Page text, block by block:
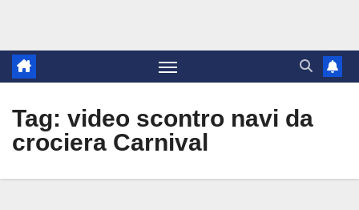
Tag: video scontro navi da
crociera Carnival